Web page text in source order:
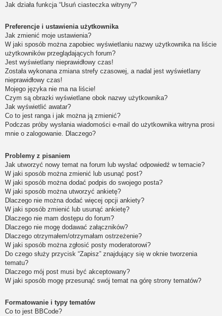
Jak działa funkcja “Usuń ciasteczka witryny”?
Preferencje i ustawienia użytkownika
Jak zmienić moje ustawienia?
W jaki sposób można zapobiec wyświetlaniu nazwy użytkownika na liście
użytkowników przeglądających forum?
Jest wyświetlany nieprawidłowy czas!
Została wykonana zmiana strefy czasowej, a nadal jest wyświetlany
nieprawidłowy czas!
Mojego języka nie ma na liście!
Czym są obrazki wyświetlane obok nazwy użytkownika?
Jak wyświetlić awatar?
Co to jest ranga i jak można ją zmienić?
Podczas próby wysłania wiadomości e-mail do użytkownika witryna prosi
mnie o zalogowanie. Dlaczego?
Problemy z pisaniem
Jak utworzyć nowy temat na forum lub wysłać odpowiedź w temacie?
W jaki sposób można zmienić lub usunąć post?
W jaki sposób można dodać podpis do swojego posta?
W jaki sposób można utworzyć ankietę?
Dlaczego nie można dodać więcej opcji ankiety?
W jaki sposób zmienić lub usunąć ankietę?
Dlaczego nie mam dostępu do forum?
Dlaczego nie mogę dodawać załączników?
Dlaczego otrzymałem/otrzymałam ostrzeżenie?
W jaki sposób można zgłosić posty moderatorowi?
Do czego służy przycisk “Zapisz” znajdujący się w oknie tworzenia
tematu?
Dlaczego mój post musi być akceptowany?
W jaki sposób mogę przesunąć swój temat na górę strony tematów?
Formatowanie i typy tematów
Co to jest BBCode?